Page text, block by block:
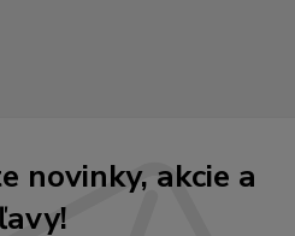
novinky, akcie a